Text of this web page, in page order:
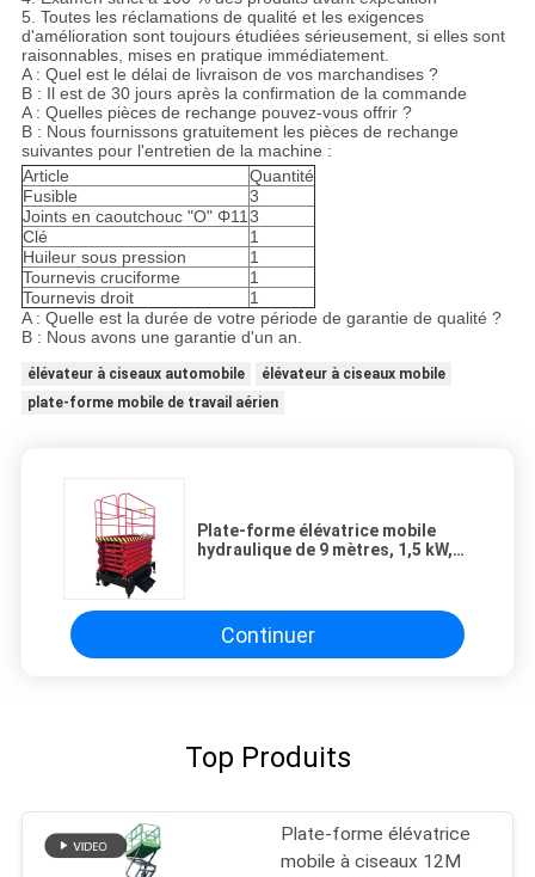
5. Toutes les réclamations de qualité et les exigences
d'amélioration sont toujours étudiées sérieusement, si elles sont
raisonnables, mises en pratique immédiatement.
A : Quel est le délai de livraison de vos marchandises ?
B : Il est de 30 jours après la confirmation de la commande
A : Quelles pièces de rechange pouvez-vous offrir ?
B : Nous fournissons gratuitement les pièces de rechange
suivantes pour l'entretien de la machine :
Article
Quantité
Fusible
3
Joints en caoutchouc "O" Φ113
Clé
1
Huileur sous pression
1
Tournevis cruciforme
1
Tournevis droit
1
A : Quelle est la durée de votre période de garantie de qualité ?
B : Nous avons une garantie d'un an.
élévateur à ciseaux automobile
élévateur à ciseaux mobile
plate-forme mobile de travail aérien
Plate-forme élévatrice mobile
hydraulique de 9 mètres, 1,5 kW,
Continuer
Top Produits
Plate-forme élévatrice
mobile à ciseaux 12M